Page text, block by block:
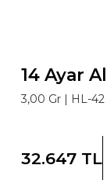
14 Ayar
3,00 Gr | HL-42
32.647 TL